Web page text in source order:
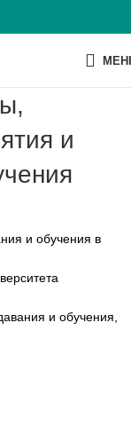
и
и обучения в
и обучения,